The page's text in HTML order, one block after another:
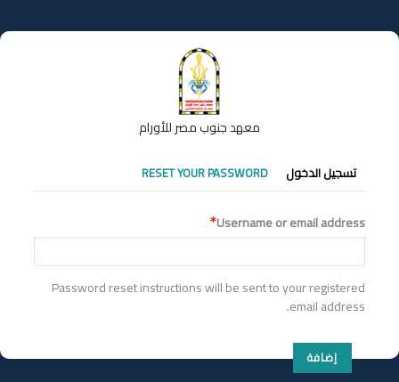
إلى
المحتوى
معهد جنوب مصر للأورام
التبويبات
الأساسية
تسجيل الدخول RESET YOUR PASSWORD
Username or email address
Password reset instructions will be sent to your registered
email address.